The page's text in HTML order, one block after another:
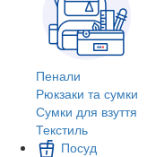
Пенали
Рюкзаки та сумки
Сумки для взуття
Текстиль
Посуд